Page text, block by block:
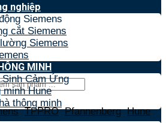
,TPPRO,Pfannenberg,Hune,
nghiệp
Siemens
cắt Siemens
Siemens
MINH
Cảm Ứng
minh Hune
thông minh